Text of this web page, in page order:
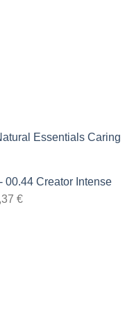
Essentials Caring
00.44 Creator Intense
€